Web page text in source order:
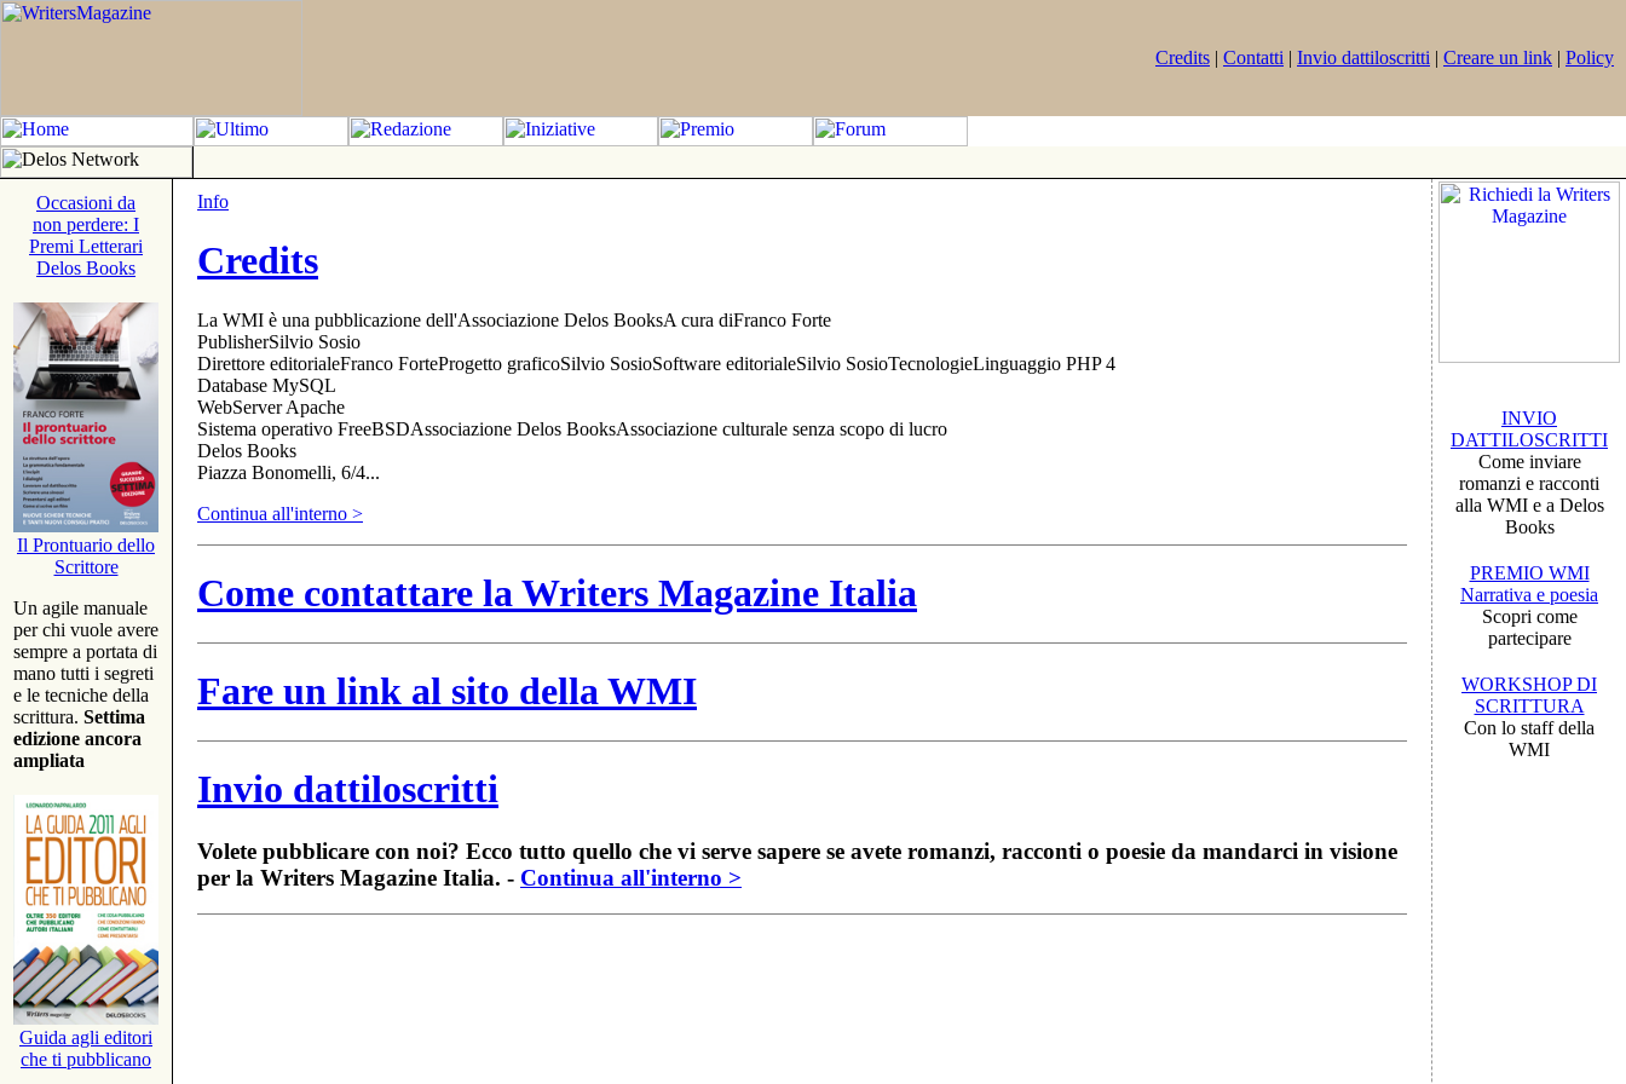
Credits | Contatti | Invio dattiloscritti | Creare un link | Policy
Occasioni da
non perdere: I
Premi Letterari
Delos Books
Il Prontuario dello
Scrittore
Un agile manuale
per chi vuole avere
sempre a portata di
mano tutti i segreti
e le tecniche della
scrittura. Settima
edizione ancora
ampliata
Guida agli editori
che ti pubblicano
Info
Credits
La WMI è una pubblicazione dell'Associazione Delos BooksA cura diFranco Forte
PublisherSilvio Sosio
Direttore editorialeFranco ForteProgetto graficoSilvio SosioSoftware editorialeSilvio SosioTecnologieLinguaggio PHP 4
Database MySQL
WebServer Apache
Sistema operativo FreeBSDAssociazione Delos BooksAssociazione culturale senza scopo di lucro
Delos Books
Piazza Bonomelli, 6/4...
Continua all'interno >
Come contattare la Writers Magazine Italia
Fare un link al sito della WMI
Invio dattiloscritti
Volete pubblicare con noi? Ecco tutto quello che vi serve sapere se avete romanzi, racconti o poesie da mandarci in visione
per la Writers Magazine Italia. - Continua all'interno >
INVIO
DATTILOSCRITTI
Come inviare
romanzi e racconti
alla WMI e a Delos
Books
PREMIO WMI
Narrativa e poesia
Scopri come
partecipare
WORKSHOP DI
SCRITTURA
Con lo staff della
WMI